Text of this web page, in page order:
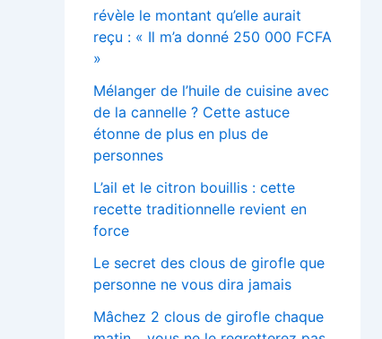
révèle le montant qu’elle aurait
reçu : « Il m’a donné 250 000 FCFA
»
Mélanger de l’huile de cuisine avec
de la cannelle ? Cette astuce
étonne de plus en plus de
personnes
L’ail et le citron bouillis : cette
recette traditionnelle revient en
force
Le secret des clous de girofle que
personne ne vous dira jamais
Mâchez 2 clous de girofle chaque